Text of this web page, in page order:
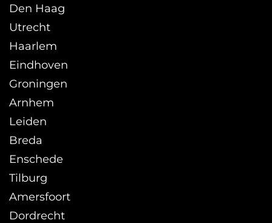
Den Haag
Utrecht
Haarlem
Eindhoven
Groningen
Arnhem
Leiden
Breda
Enschede
Tilburg
Amersfoort
Dordrecht